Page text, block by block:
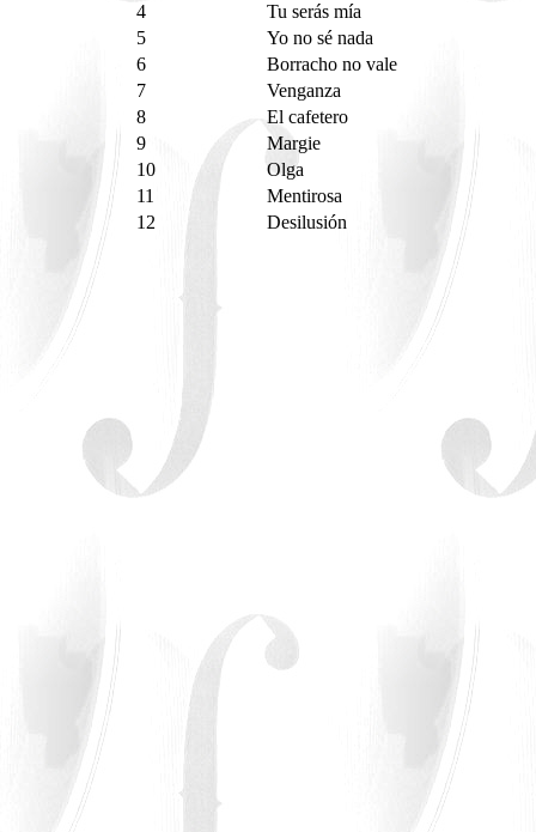
4
Tu serás mía
5
Yo no sé nada
6
Borracho no vale
7
Venganza
8
El cafetero
9
Margie
10
Olga
11
Mentirosa
12
Desilusión